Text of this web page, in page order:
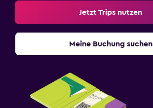
Jetzt Trips nutzen
Meine Buchung suchen